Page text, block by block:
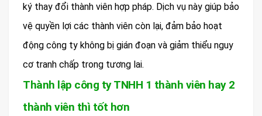
ký thay đổi thành viên hợp pháp. Dịch vụ này giúp bảo
vệ quyền lợi các thành viên còn lại, đảm bảo hoạt
động công ty không bị gián đoạn và giảm thiểu nguy
cơ tranh chấp trong tương lai.
Thành lập công ty TNHH 1 thành viên hay 2
thành viên thì tốt hơn